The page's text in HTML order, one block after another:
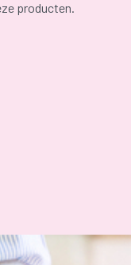
producten.